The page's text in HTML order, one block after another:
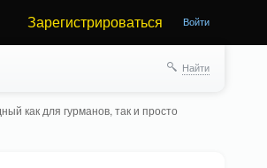
Зарегистрироваться Войти
Найти
как для гурманов, так и просто